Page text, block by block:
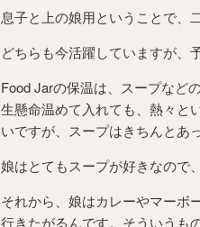
息子と上の娘用ということで、
どちらも今活躍していますが、
Food Jarの保温は、スープなど
生懸命温めて入れても、熱々と
いですが、スープはきちんとあ
娘はとてもスープが好きなので
それから、娘はカレーやマーボ
行きたがるんです。そういうも